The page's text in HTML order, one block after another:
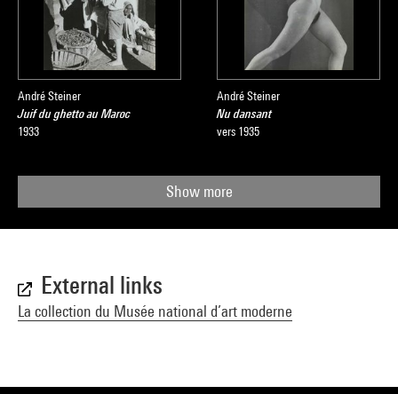
André Steiner
Juif du ghetto au Maroc
1933
André Steiner
Nu dansant
vers 1935
Show more
External links
La collection du Musée national d’art moderne